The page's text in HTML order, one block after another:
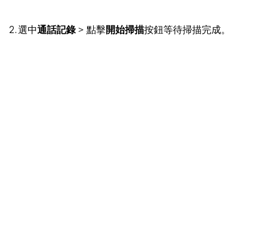
2. 選中通話記錄> 點擊開始掃描按鈕等待掃描完成。